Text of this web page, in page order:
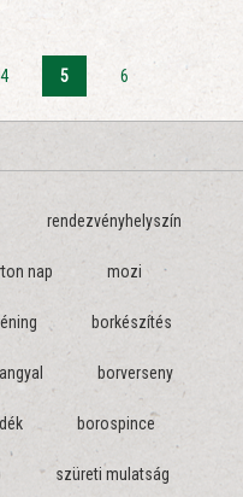
4 5 6
rendezvényhelyszín
nap mozi
borkészítés
borverseny
borospince
szüreti mulatság